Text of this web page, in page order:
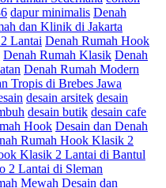
dapur minimalis Denah
dan Klinik di Jakarta
Lantai Denah Rumah Hook
Denah Rumah Klasik Denah
Denah Rumah Modern
Tropis di Brebes Jawa
desain arsitek desain
desain butik desain cafe
Hook Desain dan Denah
Rumah Hook Klasik 2
Klasik 2 Lantai di Bantul
2 Lantai di Sleman
Mewah Desain dan